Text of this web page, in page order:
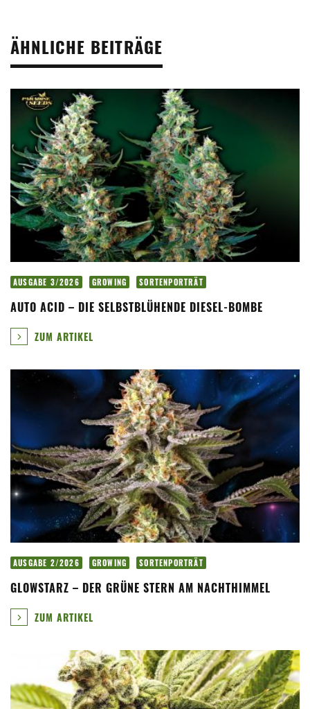
ÄHNLICHE BEITRÄGE
AUSGABE 3/2026 GROWING SORTENPORTRÄT
AUTO ACID – DIE SELBSTBLÜHENDE DIESEL-BOMBE
ZUM ARTIKEL
AUSGABE 2/2026 GROWING SORTENPORTRÄT
GLOWSTARZ – DER GRÜNE STERN AM NACHTHIMMEL
ZUM ARTIKEL